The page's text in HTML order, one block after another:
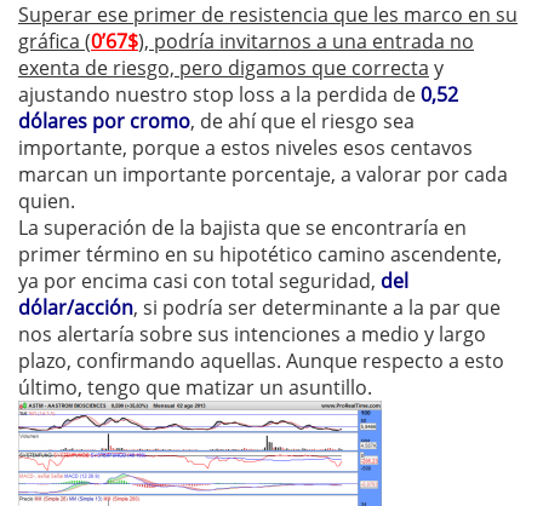
Superar ese primer de resistencia que les marco en su
gráfica (0’67$), podría invitarnos a una entrada no
exenta de riesgo, pero digamos que correcta y
ajustando nuestro stop loss a la perdida de0,52
dólares por cromo, de ahí que el riesgo sea
importante, porque a estos niveles esos centavos
marcan un importante porcentaje, a valorar por cada
quien.
La superación de la bajista que se encontraría en
primer término en su hipotético camino ascendente,
ya por encima casi con total seguridad, del
dólar/acción, si podría ser determinante a la par que
nos alertaría sobre sus intenciones a medio y largo
plazo, confirmando aquellas. Aunque respecto a esto
último, tengo que matizar un asuntillo.